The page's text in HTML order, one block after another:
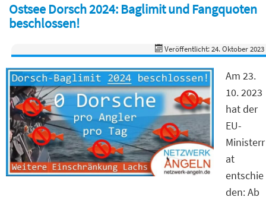
Ostsee Dorsch 2024: Baglimit und Fangquoten
beschlossen!
Veröffentlicht: 24. Oktober 2023
Am 23.
10. 2023
hat der
EU-
Ministerr
at
entschie
den: Ab